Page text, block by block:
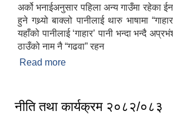
अर्को भनाईअनुसार पहिला अन्य गाउँमा रहेका
हुने गथ्र्यो बाक्लो पानीलाई थारु भाषामा
यहाँको पानीलाई ‘गाहार’ पानी भन्दा भन्दै
ठाउँको नाम नै “गढवा” रहन
Read more
नीति तथा कार्यक्रम २०८२/०८३